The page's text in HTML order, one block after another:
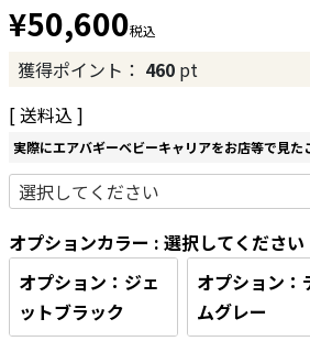
¥50,600税込
獲得ポイント： 460 pt
送料込
実際にエアバギーベビーキャリアをお店等で見た
オプションカラー
選択してください
オプション：ジェ
ットブラック
オプション：
ムグレー